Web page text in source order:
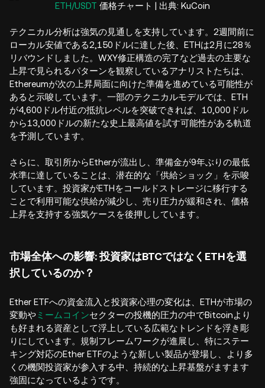
ETH/USDT 価格チャート | 出典: KuCoin
テクニカル分析は強気の見通しを支持しています。2週間前に
ローカル安値である2,150ドルに達した後、ETHは2月に28％
リバウンドしました。WXY修正構造の完了など過去の主要な
上昇で見られるパターンを観察しているアナリストたちは、
Ethereumが次の上昇局面に向けた準備を進めている可能性が
あると示唆しています。一部のテクニカルモデルでは、ETH
が4,600ドル付近の抵抗レベルを突破できれば、10,000ドル
から13,000ドルの新たな史上最高値を試す可能性がある軌道
を予測しています。
さらに、取引所からEtherが流出し、準備金が9年ぶりの最低
水準に達していることは、潜在的な「供給ショック」を示唆
しています。投資家がETHをコールドストレージに移行する
ことで利用可能な供給が減少し、売り圧力が緩和され、価格
上昇を支持する強気ケースを後押ししています。
市場全体への影響: 投資家はBTCではなくETHを選
択しているのか？
Ether ETFへの資金流入と投資家心理の変化は、ETHが市場の
変動やミームコインセクターの投機的圧力の中でBitcoinより
も好まれる資産として浮上している広範なトレンドを浮き彫
りにしています。規制フレームワークが進展し、特にステー
キング対応のEther ETFのような新しい製品が登場し、より多
くの機関投資家が参入する中、持続的な上昇基盤がますます
強固になっているようです。